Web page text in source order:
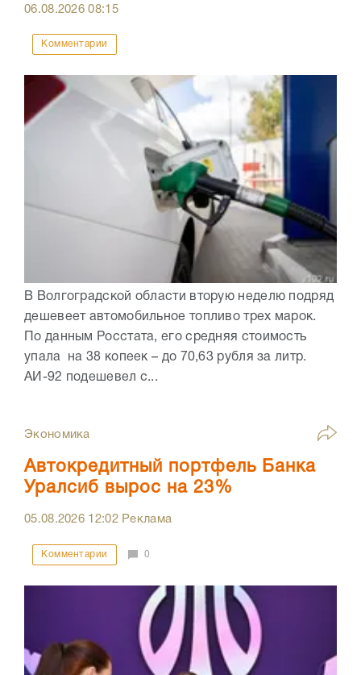
06.08.202608:15
Комментарии
В Волгоградской области вторую неделю подряд
дешевеет автомобильное топливо трех марок.
По данным Росстата, его средняя стоимость
упала на 38 копеек – до 70,63 рубля за литр.
АИ-92 подешевел с...
Экономика
Автокредитный портфель Банка
Уралсиб вырос на 23%
05.08.2026 12:02Реклама
Комментарии 0